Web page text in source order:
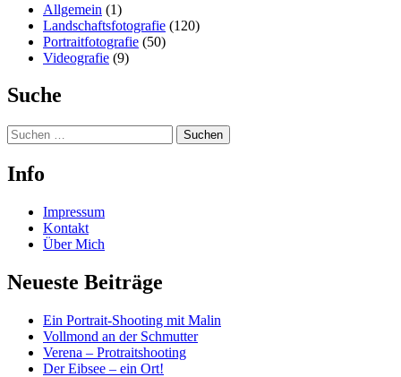
Allgemein (1)
Landschaftsfotografie (120)
Portraitfotografie (50)
Videografie (9)
Suche
Suchen
nach:
Info
Impressum
Kontakt
Über Mich
Neueste Beiträge
Ein Portrait-Shooting mit Malin
Vollmond an der Schmutter
Verena – Protraitshooting
Der Eibsee – ein Ort!